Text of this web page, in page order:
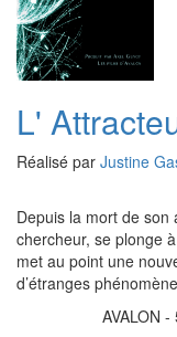
L'
Réalisé par Justine
Depuis la mort de son
chercheur, se plonge
met au point une
d’étranges
AVALON